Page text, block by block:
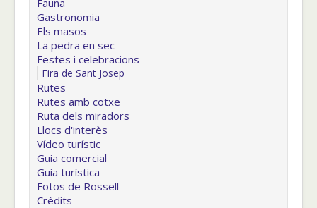
Gastronomia
Els masos
La pedra en sec
Festes i celebracions
Fira de Sant Josep
Rutes
Rutes amb cotxe
Ruta dels miradors
Llocs d'interès
Vídeo turístic
Guia comercial
Guia turística
Fotos de Rossell
Crèdits